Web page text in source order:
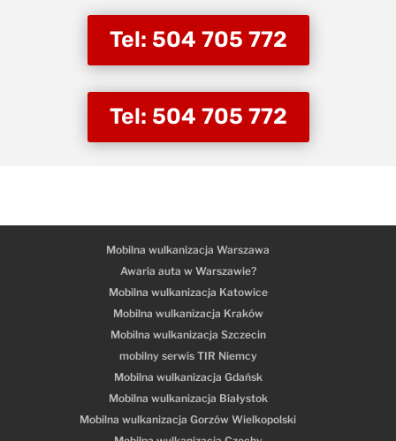
Tel: 504 705 772
Tel: 504 705 772
Mobilna wulkanizacja Warszawa
Awaria auta w Warszawie?
Mobilna wulkanizacja Katowice
Mobilna wulkanizacja Kraków
Mobilna wulkanizacja Szczecin
mobilny serwis TIR Niemcy
Mobilna wulkanizacja Gdańsk
Mobilna wulkanizacja Białystok
Mobilna wulkanizacja Gorzów Wielkopolski